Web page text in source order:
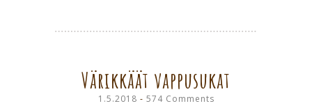
Värikkäät vappusukat
1.5.2018 574 Comments